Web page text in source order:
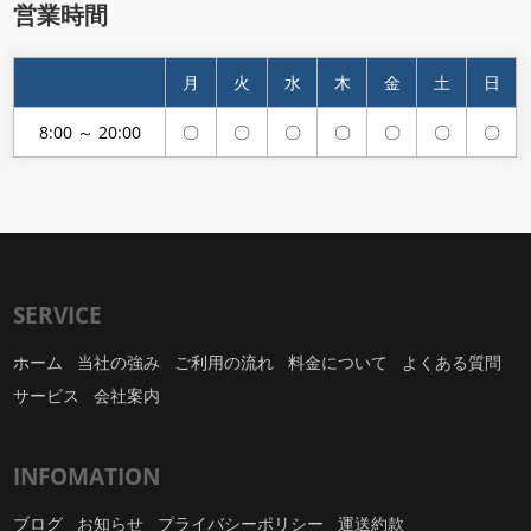
営業時間
月 火 水 木 金 土 日
8:00 ～ 20:00 〇 〇 〇 〇 〇 〇 〇
SERVICE
ホーム 当社の強み ご利用の流れ 料金について
よくある質問
サービス
会社案内
INFOMATION
ブログ お知らせ プライバシーポリシー 運送約款